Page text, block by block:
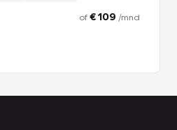
of€ 109 /mnd